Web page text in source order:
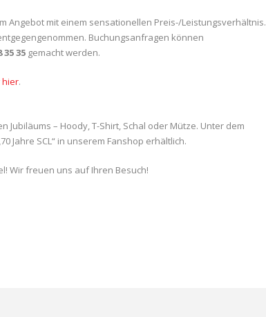
Angebot mit einem sensationellen Preis-/Leistungsverhältnis.
Buchungsanfragen können
35 35 gemacht werden.
hier.
Jubiläums – Hoody, T-Shirt, Schal oder Mütze. Unter dem
Jahre SCL“ in unserem Fanshop erhältlich.
Wir freuen uns auf Ihren Besuch!